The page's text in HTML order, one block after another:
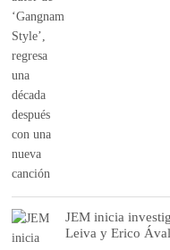
JEM inicia
Leiva y Erico